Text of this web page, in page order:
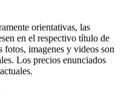
orientativas, las
en el respectivo título de
fotos, imagenes y videos son
Los precios enunciados